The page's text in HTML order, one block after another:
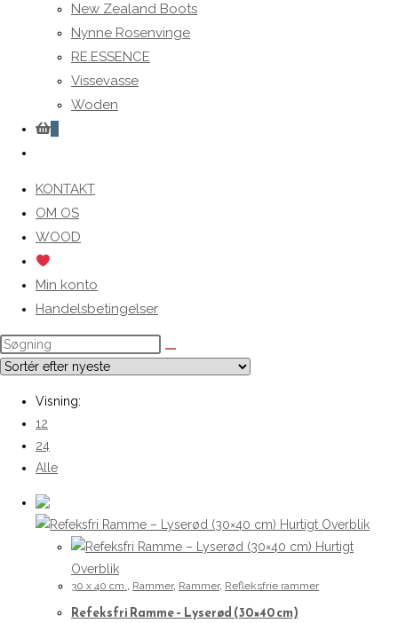
New Zealand Boots
Nynne Rosenvinge
RE.ESSENCE
Vissevasse
Woden
0
search
KONTAKT
OM OS
WOOD
Min konto
Handelsbetingelser
Visning:
12
24
Alle
Hurtigt Overblik
Hurtigt
Overblik
30 x 40 cm., Rammer, Rammer, Refleksfrie rammer
Refeksfri Ramme – Lyserød (30×40 cm)